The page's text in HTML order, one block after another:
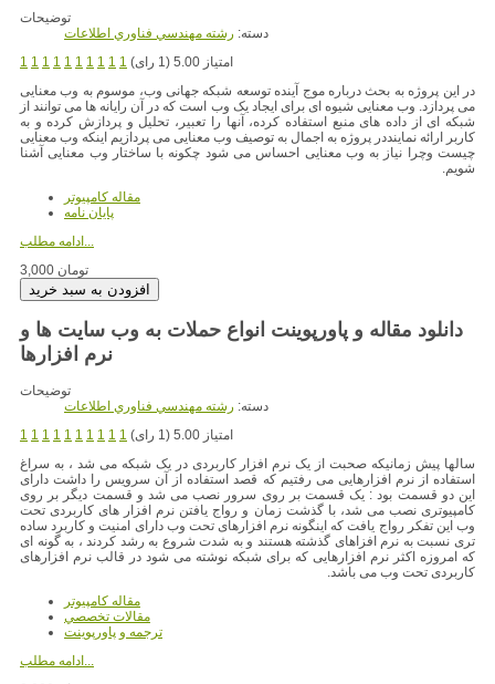
توضیحات
دسته: رشته مهندسي فناوري اطلاعات
1 1 1 1 1 1 1 1 1 1
امتیاز 5.00 (1 رای)
در این پروژه به بحث درباره موج آینده توسعه شبکه جهانی وب، موسوم به وب معنایی
می پردازد. وب معنایی شیوه ای برای ایجاد یک وب است که در آن رایانه ها می توانند از
شبکه ای از داده های منبع استفاده کرده، آنها را تعبیر، تحلیل و پردازش کرده و به
کاربر ارائه نماینددر پروژه به اجمال به توصیف وب معنایی می پردازیم اینکه وب معنایی
چیست وچرا نیاز به وب معنایی احساس می شود چکونه با ساختار وب معنایی آشنا
شویم.
مقاله کامپیوتر
پایان نامه
3,000 تومان
دانلود مقاله و پاورپوینت انواع حملات به وب سایت ها و
نرم افزارها
توضیحات
دسته: رشته مهندسي فناوري اطلاعات
1 1 1 1 1 1 1 1 1 1
امتیاز 5.00 (1 رای)
سالها پیش زمانیکه صحبت از یک نرم افزار کاربردی در یک شبکه می شد ، به سراغ
استفاده از نرم افزارهایی می رفتیم که قصد استفاده از آن سرویس را داشت دارای
این دو قسمت بود : یک قسمت بر روی سرور نصب می شد و قسمت دیگر بر روی
کامپیوتری نصب می شد، با گذشت زمان و رواج یافتن نرم افزار های کاربردی تحت
وب این تفکر رواج یافت که اینگونه نرم افزارهای تحت وب دارای امنیت و کاربرد ساده
تری نسبت به نرم افزاهای گذشته هستند و به شدت شروع به رشد کردند ، به گونه ای
که امروزه اکثر نرم افزارهایی که برای شبکه نوشته می شود در قالب نرم افزارهای
کاربردی تحت وب می باشد.
مقاله کامپیوتر
مقالات تخصصي
ترجمه و پاورپوينت